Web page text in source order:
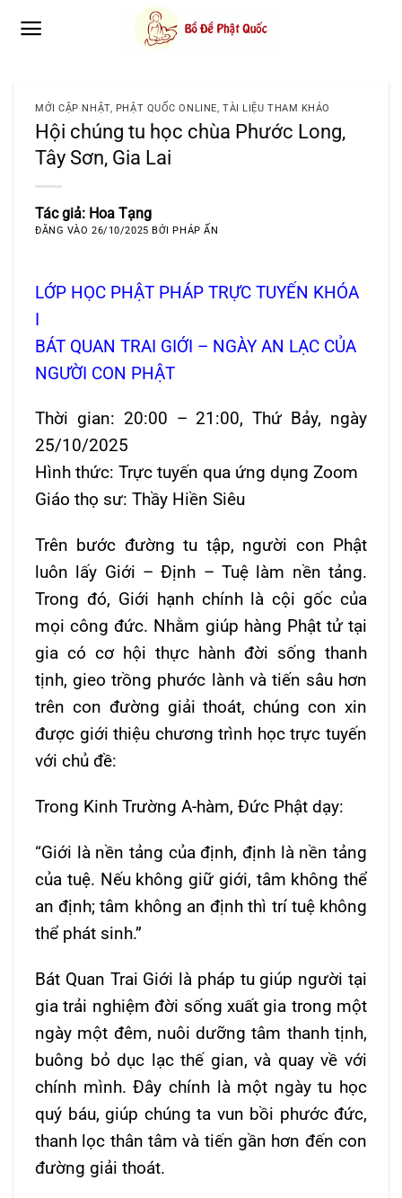
qua
MỚI CẬP NHẬT, PHẬT QUỐC ONLINE, TÀI LIỆU THAM KHẢO
Hội chúng tu học chùa Phước Long,
Tây Sơn, Gia Lai
Tác giả: Hoa Tạng
ĐĂNG VÀO26/10/2025 BỞIPHÁP ẤN
LỚP HỌC PHẬT PHÁP TRỰC TUYẾN KHÓA
I
BÁT QUAN TRAI GIỚI – NGÀY AN LẠC CỦA
NGƯỜI CON PHẬT
Thời gian: 20:00 – 21:00, Thứ Bảy, ngày
25/10/2025
Hình thức: Trực tuyến qua ứng dụng Zoom
Giáo thọ sư: Thầy Hiền Siêu
Trên bước đường tu tập, người con Phật
luôn lấy Giới – Định – Tuệ làm nền tảng.
Trong đó, Giới hạnh chính là cội gốc của
mọi công đức. Nhằm giúp hàng Phật tử tại
gia có cơ hội thực hành đời sống thanh
tịnh, gieo trồng phước lành và tiến sâu hơn
trên con đường giải thoát, chúng con xin
được giới thiệu chương trình học trực tuyến
với chủ đề:
Trong Kinh Trường A-hàm, Đức Phật dạy:
“Giới là nền tảng của định, định là nền tảng
của tuệ. Nếu không giữ giới, tâm không thể
an định; tâm không an định thì trí tuệ không
thể phát sinh.”
Bát Quan Trai Giới là pháp tu giúp người tại
gia trải nghiệm đời sống xuất gia trong một
ngày một đêm, nuôi dưỡng tâm thanh tịnh,
buông bỏ dục lạc thế gian, và quay về với
chính mình. Đây chính là một ngày tu học
quý báu, giúp chúng ta vun bồi phước đức,
thanh lọc thân tâm và tiến gần hơn đến con
đường giải thoát.